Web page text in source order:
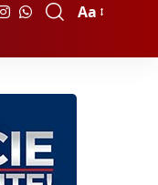
Font
Aa